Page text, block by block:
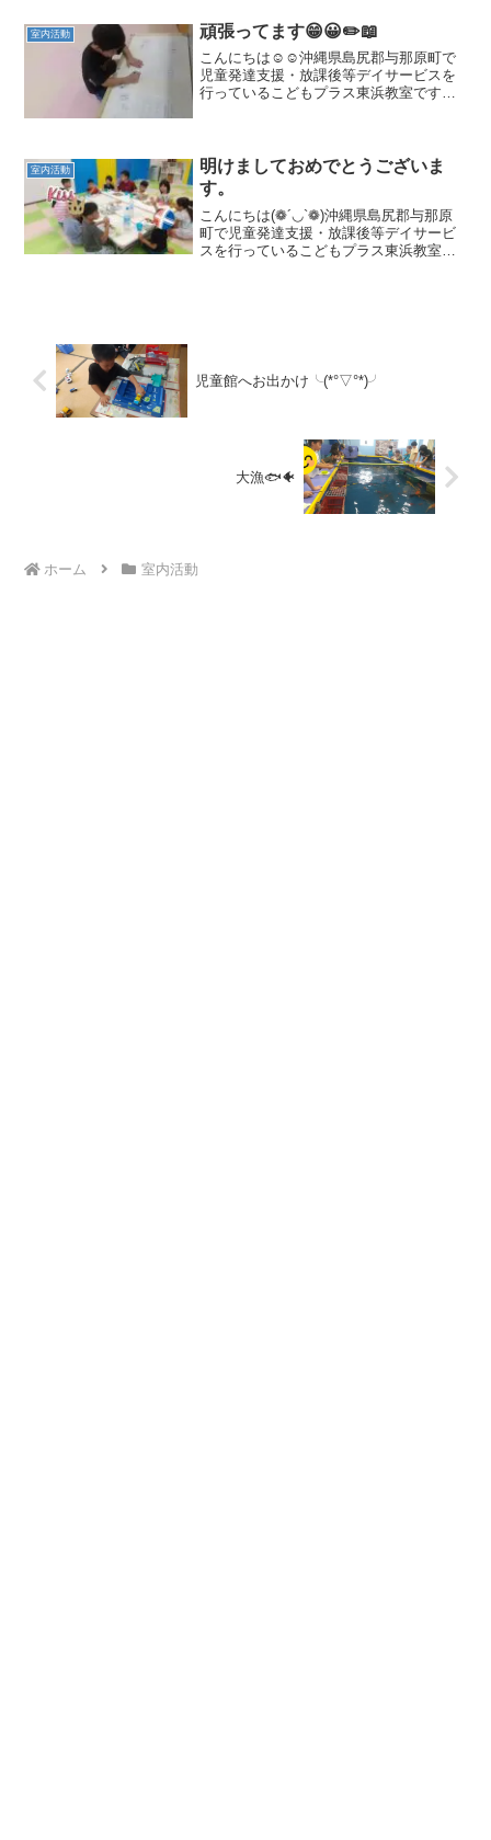
能です🎈与那原町にお住まい...
室内活動 頑張ってます😁😀✏️📖
こんにちは☺️☺️沖縄県島尻郡与那原町で
児童発達支援・放課後等デイサービスを
行っているこどもプラス東浜教室です。
利用いただけます...
室内活動
明けましておめでとうございま
す。
こんにちは(❁´◡`❁)沖縄県島尻郡与那原
町で児童発達支援・放課後等デイサービ
スを行っているこどもプラス東浜教室で
児童館へお出かけ╰(*°▽°*)╯
大漁🐟🐠
ホーム 室内活動